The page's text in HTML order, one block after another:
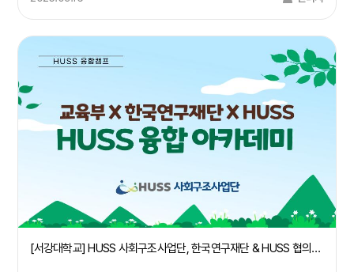
[서강대학교] HUSS 사회구조사업단, 한국연구재단 & HUSS 협의회 주관 "HUSS 융합 아카데미 IN 경주" 사회구조 컨소시엄 주관대학 서강대학교 참여